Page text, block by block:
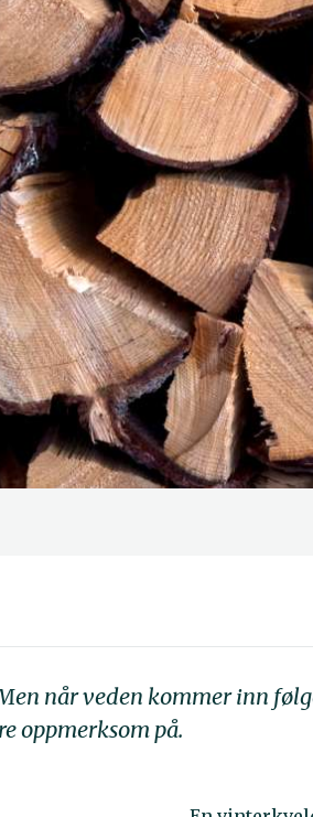
når veden kommer inn
oppmerksom på.